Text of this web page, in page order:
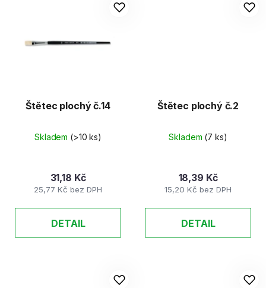
Štětec plochý č.14
Skladem (>10 ks)
25,77 Kč bez DPH
31,18 Kč
DETAIL
Štětec plochý č.2
Skladem (7 ks)
15,20 Kč bez DPH
18,39 Kč
DETAIL